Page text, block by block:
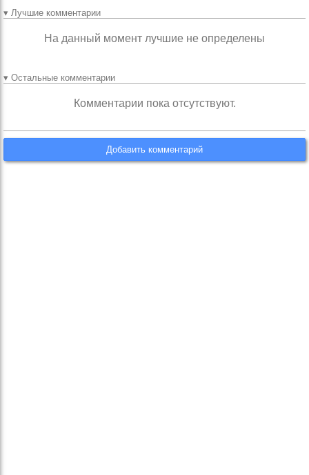
▾ Лучшие комментарии
На данный момент лучшие не определены
▾ Остальные комментарии
Комментарии пока отсутствуют.
Добавить комментарий